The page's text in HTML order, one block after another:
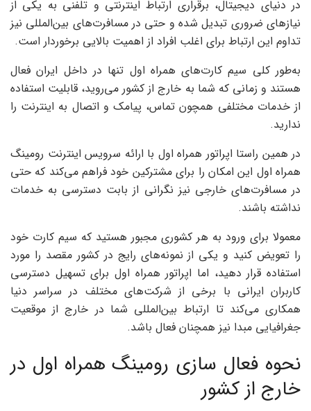
در دنیای دیجیتال، برقراری ارتباط اینترنتی و تلفنی به یکی از
نیازهای ضروری تبدیل شده و حتی در مسافرت‌های بین‌المللی نیز
تداوم این ارتباط برای اغلب افراد از اهمیت بالایی برخوردار است.
به‌طور کلی سیم کارت‌های همراه اول تنها در داخل ایران فعال
هستند و زمانی که شما به خارج از کشور می‌روید، قابلیت استفاده
از خدمات مختلفی همچون تماس، پیامک و اتصال به اینترنت را
ندارید.
در همین راستا اپراتور همراه اول با ارائه سرویس اینترنت رومینگ
همراه اول این امکان را برای مشترکین خود فراهم می‌کند که حتی
در مسافرت‌های خارجی نیز نگرانی از بابت دسترسی به خدمات
نداشته باشند.
معمولا برای ورود به هر کشوری مجبور هستید که سیم کارت خود
را تعویض کنید و یکی از نمونه‌های رایج در کشور مقصد را مورد
استفاده قرار دهید، اما اپراتور همراه اول برای تسهیل دسترسی
کاربران ایرانی با برخی از شرکت‌های مختلف در سراسر دنیا
همکاری می‌کند تا ارتباط بین‌المللی شما در خارج از موقعیت
جغرافیایی مبدا نیز همچنان فعال باشد.
نحوه فعال سازی رومینگ همراه اول در
خارج از کشور